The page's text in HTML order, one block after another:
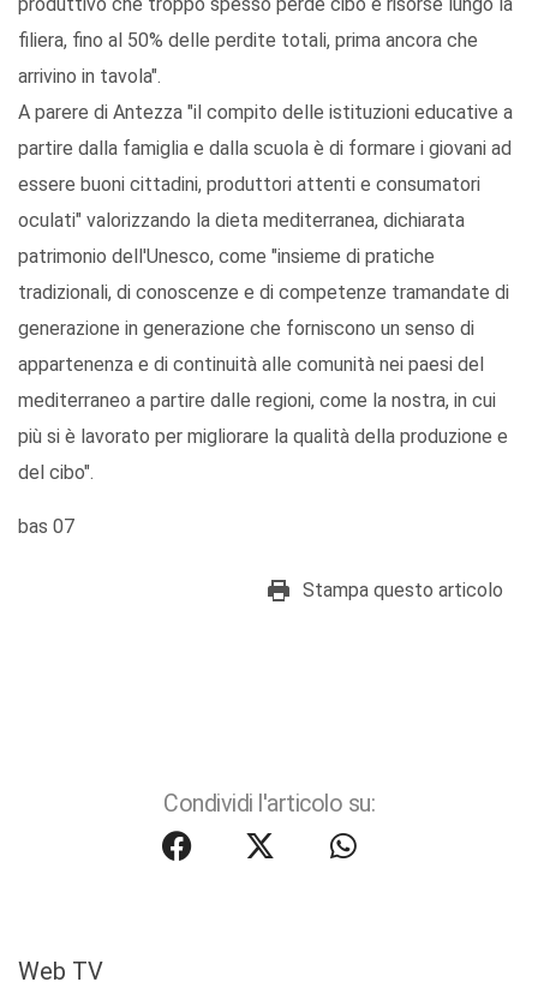
produttivo che troppo spesso perde cibo e risorse lungo la
filiera, fino al 50% delle perdite totali, prima ancora che
arrivino in tavola".
A parere di Antezza "il compito delle istituzioni educative a
partire dalla famiglia e dalla scuola è di formare i giovani ad
essere buoni cittadini, produttori attenti e consumatori
oculati" valorizzando la dieta mediterranea, dichiarata
patrimonio dell'Unesco, come "insieme di pratiche
tradizionali, di conoscenze e di competenze tramandate di
generazione in generazione che forniscono un senso di
appartenenza e di continuità alle comunità nei paesi del
mediterraneo a partire dalle regioni, come la nostra, in cui
più si è lavorato per migliorare la qualità della produzione e
del cibo".
bas 07
Stampa questo articolo
Condividi l'articolo su:
Web TV